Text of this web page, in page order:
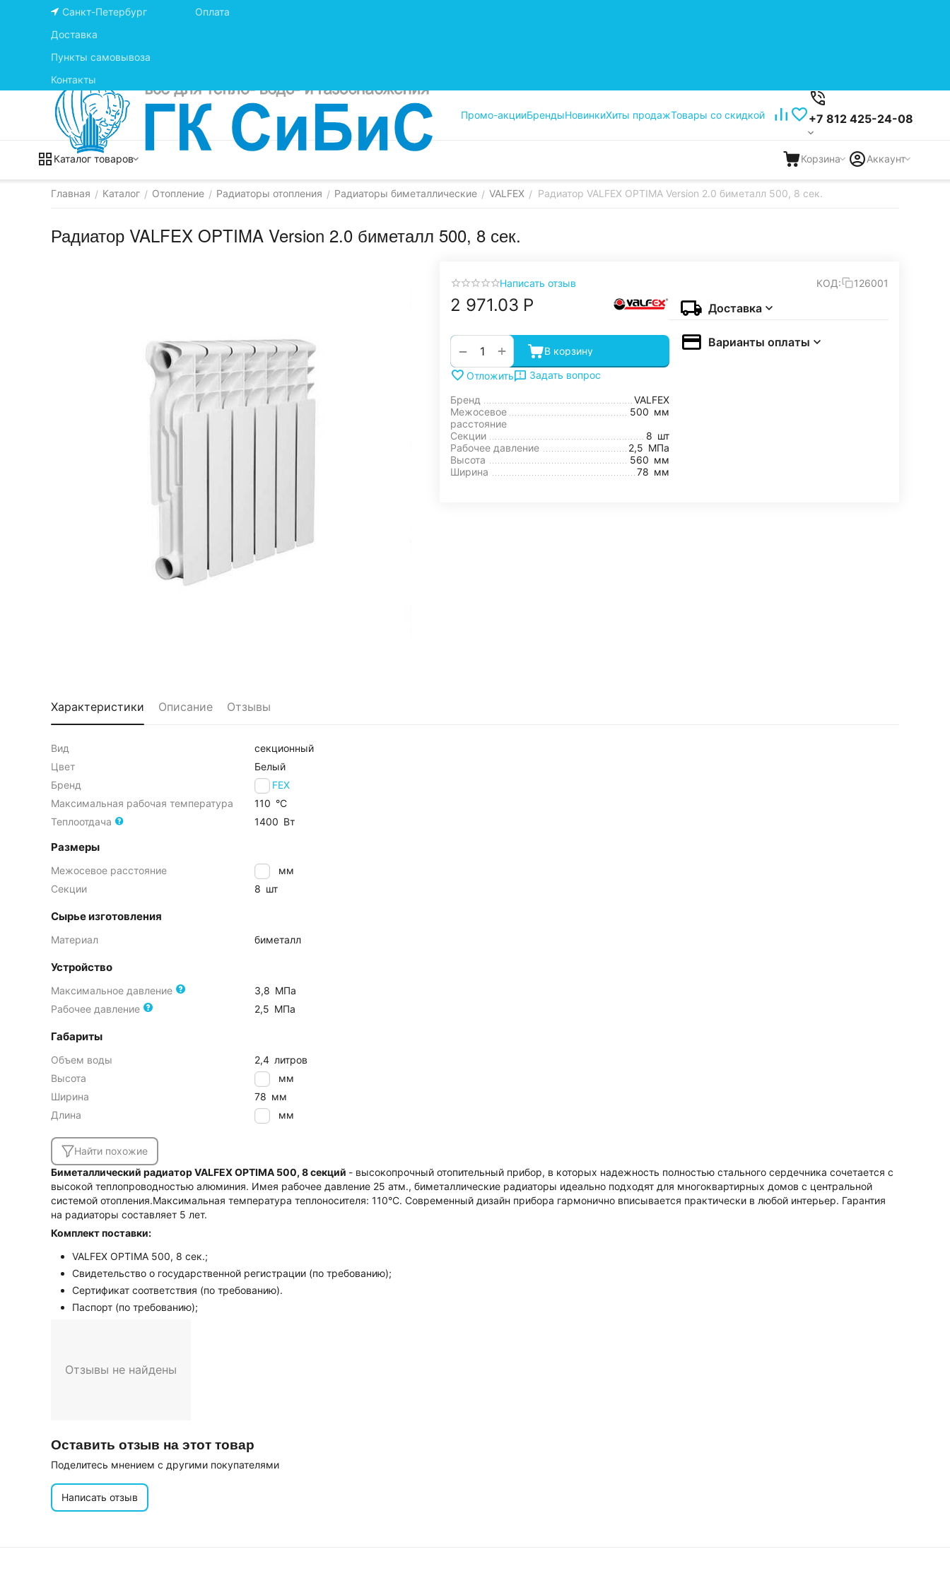
Санкт-Петербург
Оплата
Доставка
Пункты самовывоза
Контакты
Промо-акцииБрендыНовинкиХиты продажТовары со скидкой +7 812 425-24-08
Каталог товаров Корзина Аккаунт
Главная / Каталог / Отопление / Радиаторы отопления / Радиаторы биметаллические / VALFEX / Радиатор VALFEX OPTIMA Version 2.0 биметалл 500, 8 сек.
Радиатор VALFEX OPTIMA Version 2.0 биметалл 500, 8 сек.
Написать отзыв КОД: 126001
2 971.03 Р
+
− В корзину
Отложить Задать вопрос
Бренд
VALFEX
Межосевое
расстояние
500 мм
Секции
8 шт
Рабочее давление
2,5 МПа
Высота
560 мм
Ширина
78 мм
Доставка
Варианты оплаты
Характеристики Описание Отзывы
Вид
секционный
Цвет
Белый
Бренд
VALFEX
Максимальная рабочая температура
110 °С
Теплоотдача
1400 Вт
Размеры
Межосевое расстояние 500
мм
Секции
8 шт
Сырье изготовления
Материал биметалл
Устройство
Максимальное давление 3,8 МПа
Рабочее давление
2,5 МПа
Габариты
Объем воды 2,4 литров
Высота
560
мм
Ширина
78 мм
Длина
596 мм
Найти похожие
Биметаллический радиатор VALFEX OPTIMA 500, 8 секций - высокопрочный отопительный прибор, в которых надежность полностью стального сердечника сочетается с
высокой теплопроводностью алюминия. Имея рабочее давление 25 атм., биметаллические радиаторы идеально подходят для многоквартирных домов с центральной
системой отопления.Максимальная температура теплоносителя: 110°С. Современный дизайн прибора гармонично вписывается практически в любой интерьер. Гарантия
на радиаторы составляет 5 лет.
Комплект поставки:
VALFEX OPTIMA 500, 8 сек.;
Свидетельство о государственной регистрации (по требованию);
Сертификат соответствия (по требованию).
Паспорт (по требованию);
Отзывы не найдены
Оставить отзыв на этот товар
Поделитесь мнением с другими покупателями
Написать отзыв